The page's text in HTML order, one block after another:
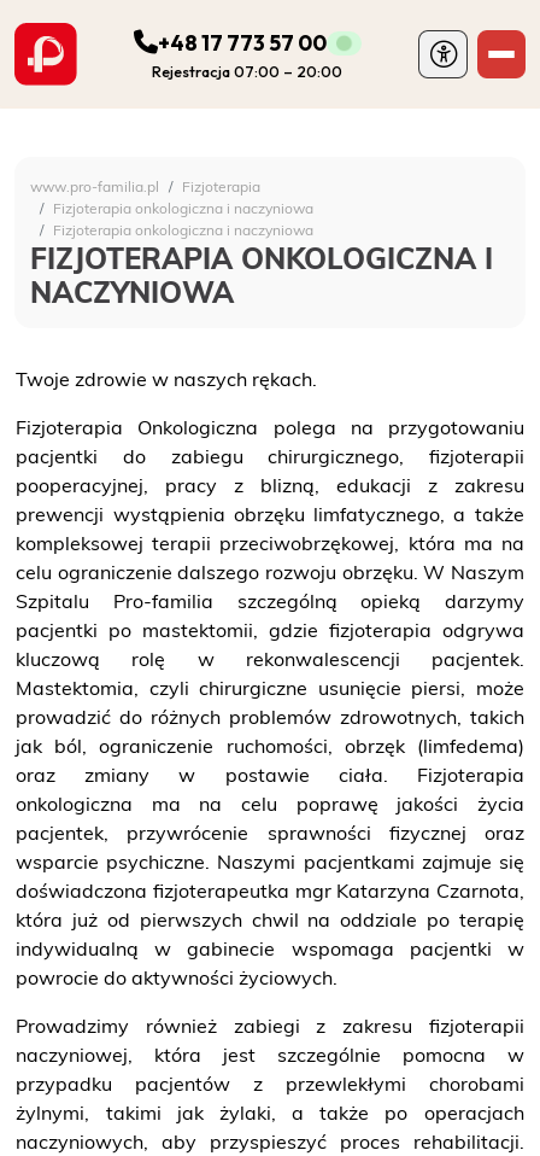
Szpital Specjalistyczny
+48 17 773 57 00
Rejestracja 07:00 – 20:00
PORADNIE
FIZJOTERAPIA
POZOSTAŁA DZIAŁALNOŚĆ SZPITALA
DLA PACJENTA
O NAS
KONTAKT
ONKOLOGIA
STOMATOLOGIA
SZUKAJ
Bezpłatne badania laboratoryjne
przez cały okres trwania ciąży
Pracownia Mammografii/s
bezpłatne badanie piersi
www.pro-familia.pl
Fizjoterapia
Fizjoterapia onkologiczna i naczyniowa
Fizjoterapia onkologiczna i naczyniowa
FIZJOTERAPIA ONKOLOGICZNA I
NACZYNIOWA
Twoje zdrowie w naszych rękach.
Fizjoterapia Onkologiczna polega na przygotowaniu
pacjentki do zabiegu chirurgicznego, fizjoterapii
pooperacyjnej, pracy z blizną, edukacji z zakresu
prewencji wystąpienia obrzęku limfatycznego, a także
kompleksowej terapii przeciwobrzękowej, która ma na
celu ograniczenie dalszego rozwoju obrzęku. W Naszym
Szpitalu Pro-familia szczególną opieką darzymy
pacjentki po mastektomii, gdzie fizjoterapia odgrywa
kluczową rolę w rekonwalescencji pacjentek.
Mastektomia, czyli chirurgiczne usunięcie piersi, może
prowadzić do różnych problemów zdrowotnych, takich
jak ból, ograniczenie ruchomości, obrzęk (limfedema)
oraz zmiany w postawie ciała. Fizjoterapia
onkologiczna ma na celu poprawę jakości życia
pacjentek, przywrócenie sprawności fizycznej oraz
wsparcie psychiczne. Naszymi pacjentkami zajmuje się
doświadczona fizjoterapeutka mgr Katarzyna Czarnota,
która już od pierwszych chwil na oddziale po terapię
indywidualną w gabinecie wspomaga pacjentki w
powrocie do aktywności życiowych.
Prowadzimy również zabiegi z zakresu fizjoterapii
naczyniowej, która jest szczególnie pomocna w
przypadku pacjentów z przewlekłymi chorobami
żylnymi, takimi jak żylaki, a także po operacjach
naczyniowych, aby przyspieszyć proces rehabilitacji.